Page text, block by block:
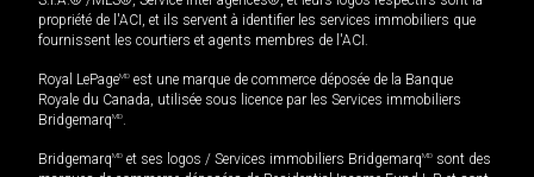
propriété de l'ACI, et ils servent à identifier les services immobiliers que
fournissent les courtiers et agents membres de l'ACI.
Royal LePageMD est une marque de commerce déposée de la Banque
Royale du Canada, utilisée sous licence par les Services immobiliers
BridgemarqMD.
BridgemarqMD et ses logos / Services immobiliers BridgemarqMD sont des